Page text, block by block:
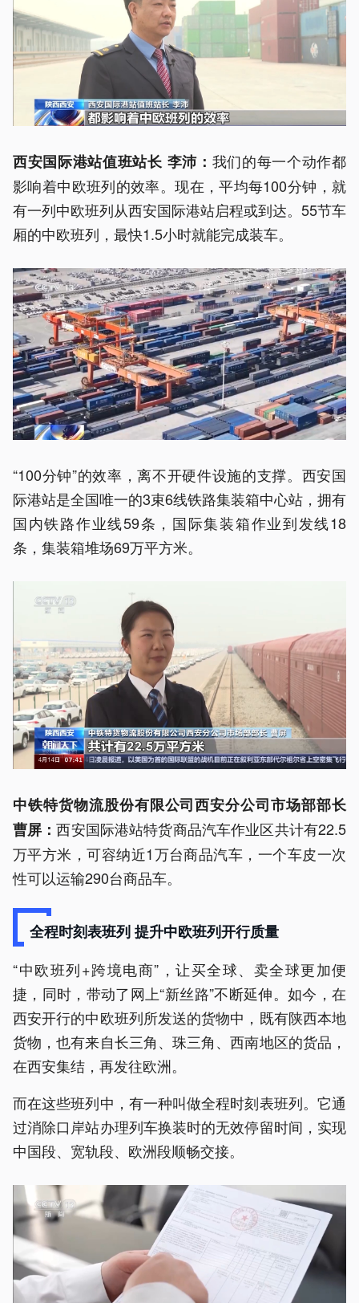
西安国际港站值班站长 李沛： 我们的每一个动作都
影响着中欧班列的效率。现在，平均每100分钟，就
有一列中欧班列从西安国际港站启程或到达。55节车
厢的中欧班列，最快1.5小时就能完成装车。
“100分钟”的效率，离不开硬件设施的支撑。西安国
际港站是全国唯一的3束6线铁路集装箱中心站，拥有
国内铁路作业线59条，国际集装箱作业到发线18
条，集装箱堆场69万平方米。
中铁特货物流股份有限公司西安分公司市场部部长
曹屏：西安国际港站特货商品汽车作业区共计有22.5
万平方米，可容纳近1万台商品汽车，一个车皮一次
性可以运输290台商品车。
全程时刻表班列 提升中欧班列开行质量
“中欧班列+跨境电商”，让买全球、卖全球更加便
捷，同时，带动了网上“新丝路”不断延伸。如今，在
西安开行的中欧班列所发送的货物中，既有陕西本地
货物，也有来自长三角、珠三角、西南地区的货品，
在西安集结，再发往欧洲。
而在这些班列中，有一种叫做全程时刻表班列。它通
过消除口岸站办理列车换装时的无效停留时间，实现
中国段、宽轨段、欧洲段顺畅交接。